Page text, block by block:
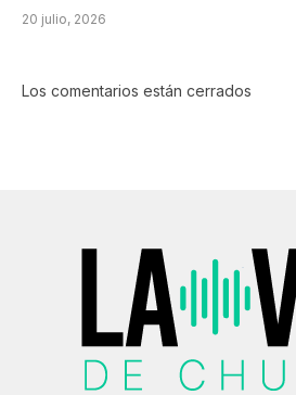
20 julio, 2026
Los comentarios están cerrados